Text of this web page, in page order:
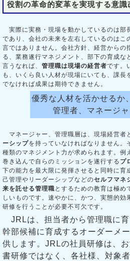
役割の革命的変革を実現する意識
実際に実務・現場を動かしているのは部
であり、会社の未来を左右しているのはこ
言ではありません。会社方針、経営からの
る、業務遂行マネジメント、部下の育成な
言うなれば、 管理職は現場の経営者です。
も、いくら良い人材が現場にいても、課長
でなければ成果は期待できません。
優秀な人材を活かせるか
管理者、マネージ
マネージャー、管理職層は、現場経営者
ーシップを持っていなければなりません。
種類のマネジメント力が求められます。例
巻き込んで自らのミッションを遂行する プ
下の能力を最大限に発揮させると同時に育
己管理やリーダーシップなどのセルフマネ
来を託せる管理職 とするための教育は極め
しいものです。速やかに、かつ、実態的効
研修を行うことが必要不可欠です。
JRLは、担当者から管理職に
幹部候補に育成するオーダーメ
供します。JRLの社員研修は、
書研修ではなく、各社様、対象